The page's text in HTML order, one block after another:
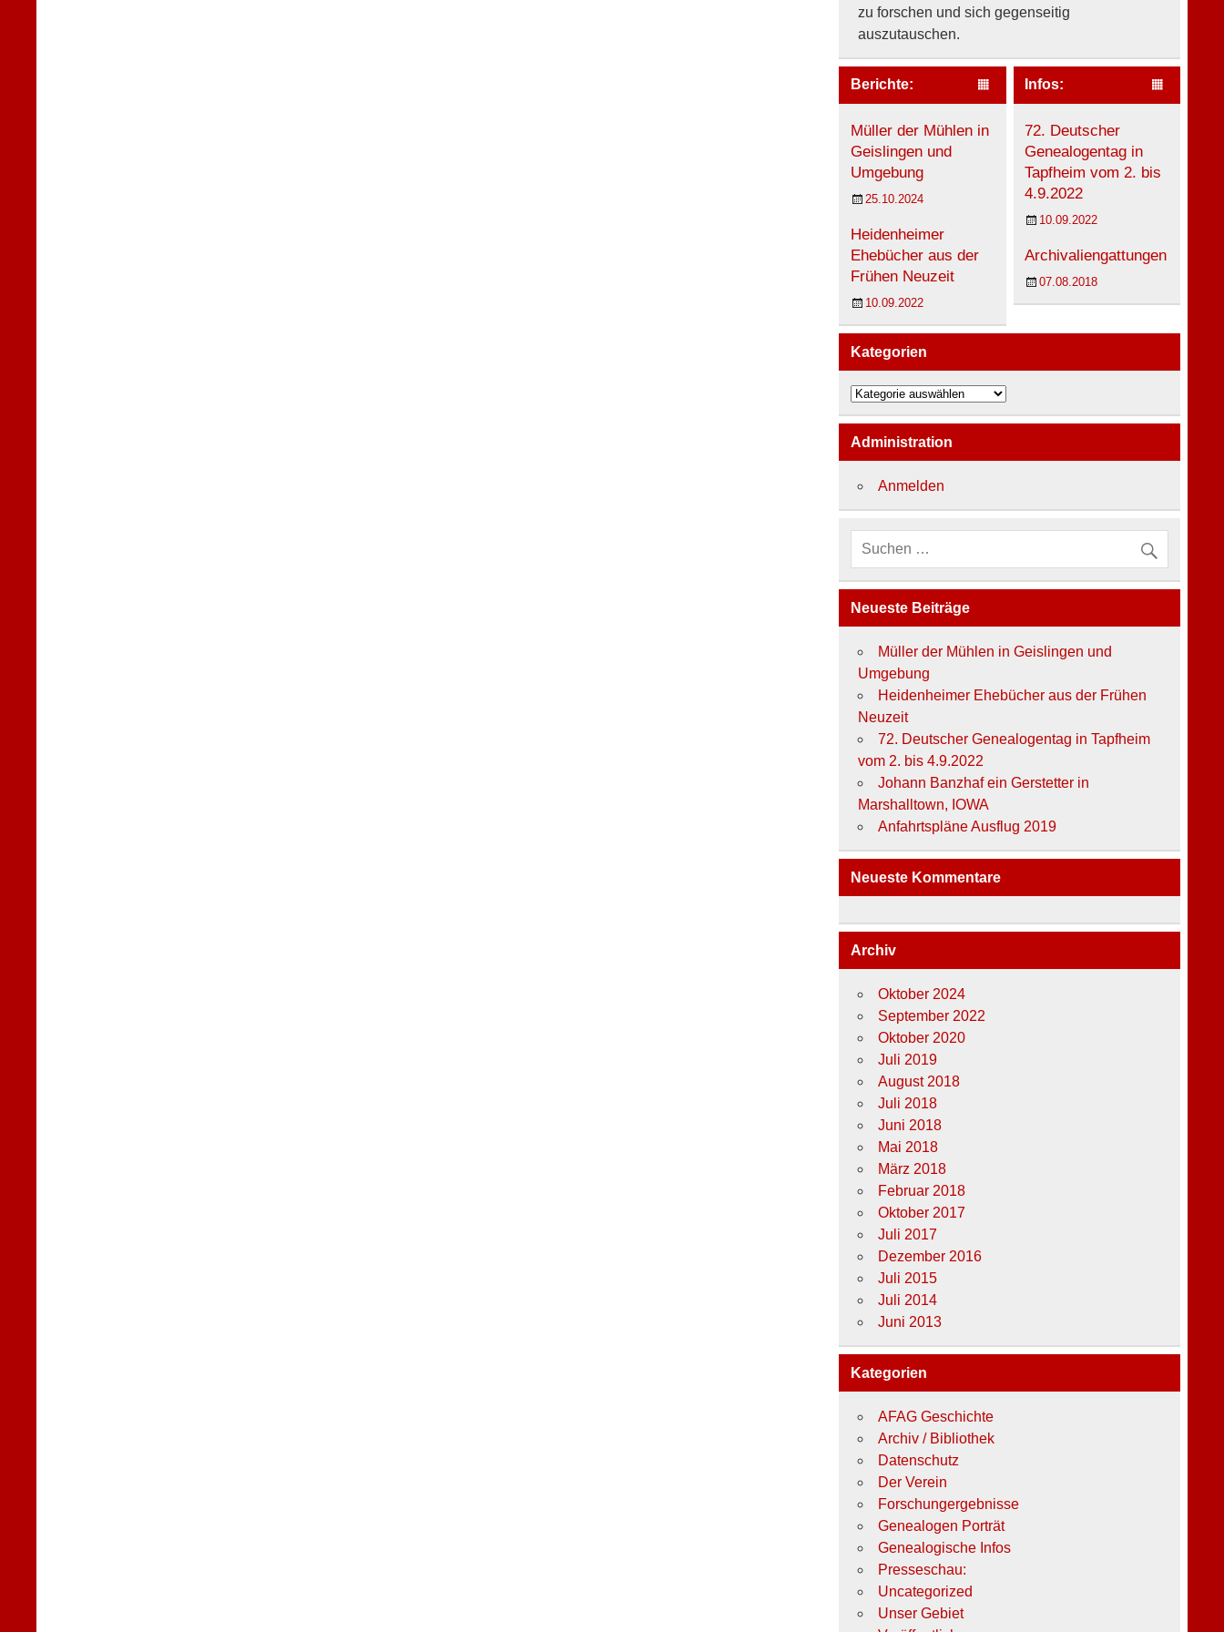
zu forschen und sich gegenseitig
auszutauschen.
Berichte:
Müller der Mühlen in
Geislingen und
Umgebung
25.10.2024
Heidenheimer
Ehebücher aus der
Frühen Neuzeit
10.09.2022
Infos:
72. Deutscher
Genealogentag in
Tapfheim vom 2. bis
4.9.2022
10.09.2022
Archivaliengattungen
07.08.2018
Kategorien
K
a
t
e
g
o
e
Administration
Anmelden
Neueste Beiträge
Müller der Mühlen in Geislingen und
Umgebung
Heidenheimer Ehebücher aus der Frühen
Neuzeit
72. Deutscher Genealogentag in Tapfheim
vom 2. bis 4.9.2022
Johann Banzhaf ein Gerstetter in
Marshalltown, IOWA
Anfahrtspläne Ausflug 2019
Neueste Kommentare
Archiv
Oktober 2024
September 2022
Oktober 2020
Juli 2019
August 2018
Juli 2018
Juni 2018
Mai 2018
März 2018
Februar 2018
Oktober 2017
Juli 2017
Dezember 2016
Juli 2015
Juli 2014
Juni 2013
Kategorien
AFAG Geschichte
Archiv / Bibliothek
Datenschutz
Der Verein
Forschungergebnisse
Genealogen Porträt
Genealogische Infos
Presseschau:
Uncategorized
Unser Gebiet